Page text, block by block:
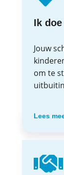
Ik
Jouw
om te
Lees